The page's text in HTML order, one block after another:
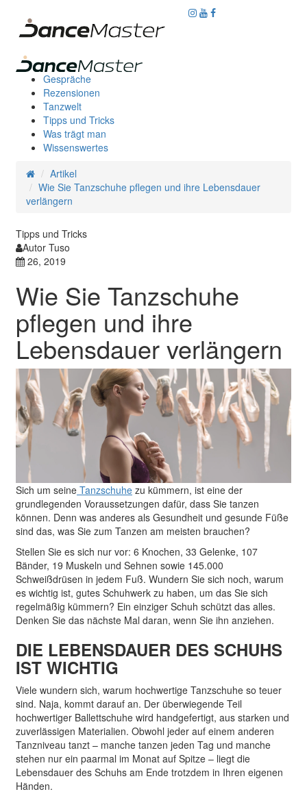
Gespräche
Rezensionen
Tanzwelt
Tipps und Tricks
Was trägt man
Wissenswertes
Artikel
Wie Sie Tanzschuhe pflegen und ihre Lebensdauer
verlängern
Tipps und Tricks
Autor Tuso
26, 2019
Wie Sie Tanzschuhe
pflegen und ihre
Lebensdauer verlängern
Sich um seine Tanzschuhe zu kümmern, ist eine der
grundlegenden Voraussetzungen dafür, dass Sie tanzen
können. Denn was anderes als Gesundheit und gesunde Füße
sind das, was Sie zum Tanzen am meisten brauchen?
Stellen Sie es sich nur vor: 6 Knochen, 33 Gelenke, 107
Bänder, 19 Muskeln und Sehnen sowie 145.000
Schweißdrüsen in jedem Fuß. Wundern Sie sich noch, warum
es wichtig ist, gutes Schuhwerk zu haben, um das Sie sich
regelmäßig kümmern? Ein einziger Schuh schützt das alles.
Denken Sie das nächste Mal daran, wenn Sie ihn anziehen.
DIE LEBENSDAUER DES SCHUHS
IST WICHTIG
Viele wundern sich, warum hochwertige Tanzschuhe so teuer
sind. Naja, kommt darauf an. Der überwiegende Teil
hochwertiger Ballettschuhe wird handgefertigt, aus starken und
zuverlässigen Materialien. Obwohl jeder auf einem anderen
Tanzniveau tanzt – manche tanzen jeden Tag und manche
stehen nur ein paarmal im Monat auf Spitze – liegt die
Lebensdauer des Schuhs am Ende trotzdem in Ihren eigenen
Händen.